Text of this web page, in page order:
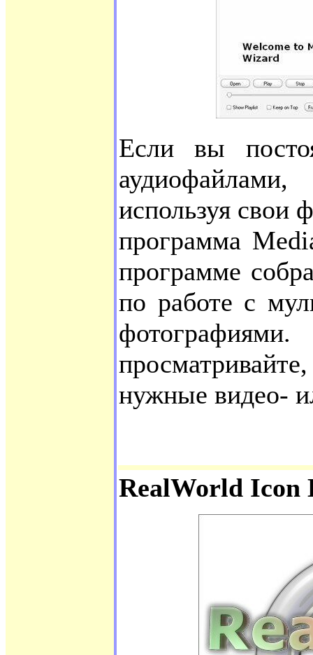
Если вы
используя свои
программа
программе
по работе с
нужные видео-
RealWorld Icon